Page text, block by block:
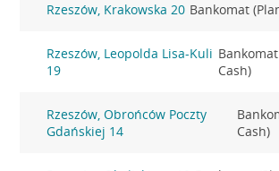
Rzeszów, Krakowska 20 Bankomat
Rzeszów, Leopolda Lisa-Kuli
19
Cash)
Rzeszów, Obrońców Poczty
Gdańskiej 14
Cash)